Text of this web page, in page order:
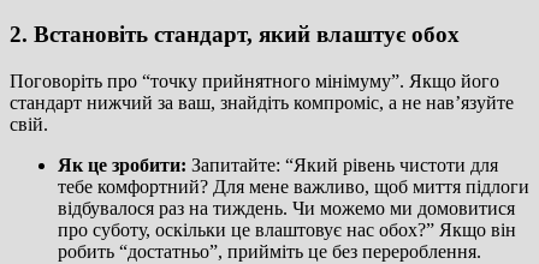
2. Встановіть стандарт, який влаштує обох
Поговоріть про “точку прийнятного мінімуму”. Якщо його
стандарт нижчий за ваш, знайдіть компроміс, а не нав’язуйте
свій.
Як це зробити: Запитайте: “Який рівень чистоти для
тебе комфортний? Для мене важливо, щоб миття підлоги
відбувалося раз на тиждень. Чи можемо ми домовитися
про суботу, оскільки це влаштовує нас обох?” Якщо він
робить “достатньо”, прийміть це без перероблення.